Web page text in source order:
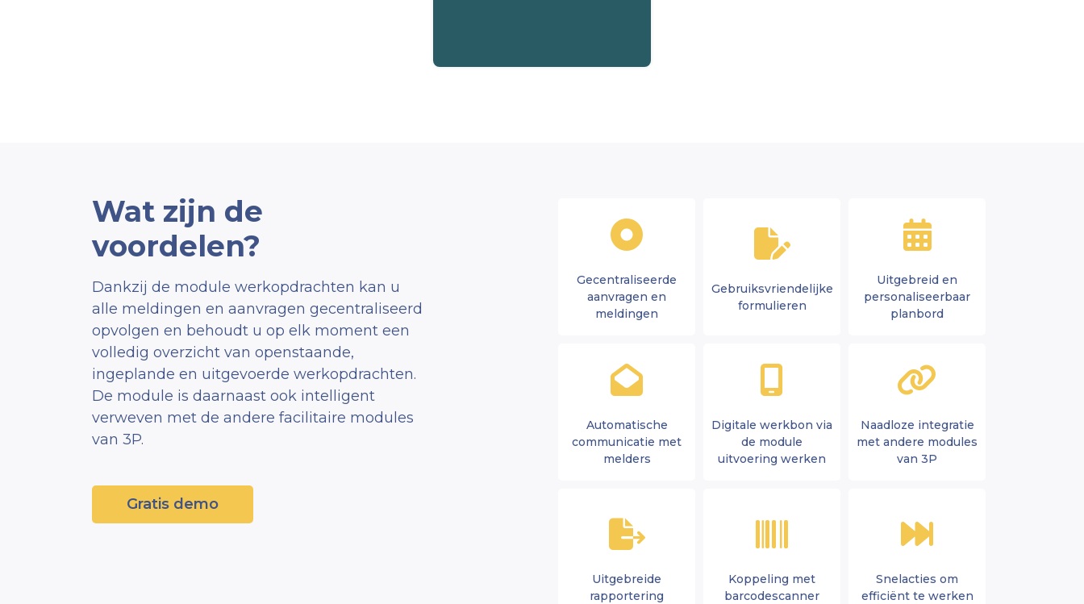
Wat zijn de
voordelen?
Dankzij de module werkopdrachten kan u
alle meldingen en aanvragen gecentraliseerd
opvolgen en behoudt u op elk moment een
volledig overzicht van openstaande,
ingeplande en uitgevoerde werkopdrachten.
De module is daarnaast ook intelligent
verweven met de andere facilitaire modules
van 3P.
Gratis demo
Gecentraliseerde
aanvragen en
meldingen
Gebruiksvriendelijke
formulieren
Uitgebreid en
personaliseerbaar
planbord
Automatische
communicatie met
melders
Digitale werkbon via
de module
uitvoering werken
Naadloze integratie
met andere modules
van 3P
Uitgebreide
rapportering
Koppeling met
barcodescanner
Snelacties om
efficiënt te werken